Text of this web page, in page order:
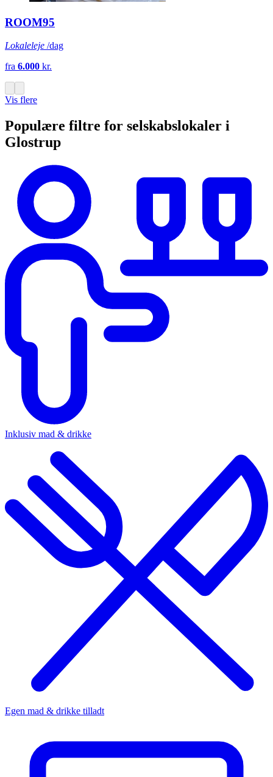
ROOM95
Lokaleleje /dag
fra 6.000 kr.
Vis flere
Populære filtre for selskabslokaler i
Glostrup
Inklusiv mad & drikke
Egen mad & drikke tilladt